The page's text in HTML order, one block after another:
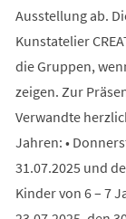
Ausstellung ab.
Kunstatelier
die Gruppen,
zeigen. Zur
Verwandte
Jahren: •
31.07.2025 und
Kinder von 6 – 7